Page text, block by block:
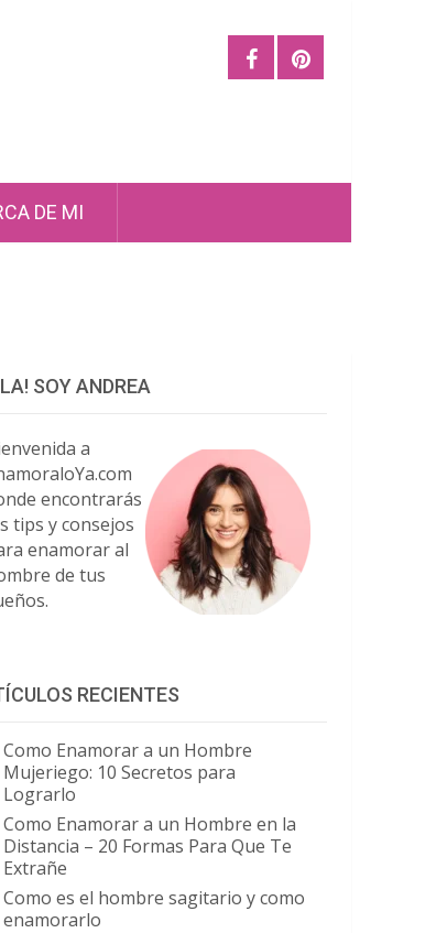
DE MI
SOY ANDREA
a
encontrarás
tips y consejos
enamorar al
de tus
RECIENTES
Como Enamorar a un Hombre
Mujeriego: 10 Secretos para
Lograrlo
Como Enamorar a un Hombre en la
Distancia – 20 Formas Para Que Te
Extrañe
Como es el hombre sagitario y como
enamorarlo